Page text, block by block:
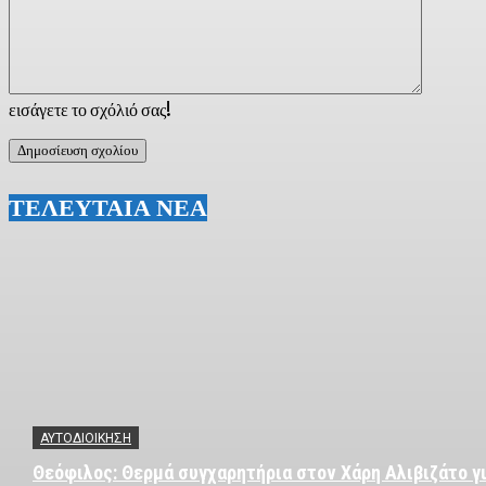
εισάγετε το σχόλιό σας!
ΤΕΛΕΥΤΑΙΑ ΝΕΑ
ΑΥΤΟΔΙΟΙΚΗΣΗ
Θεόφιλος: Θερμά συγχαρητήρια στον Χάρη Αλιβιζάτο